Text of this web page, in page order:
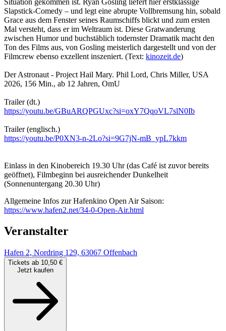
Slapstick-Comedy – und legt eine abrupte Vollbremsung hin, sobald
Grace aus dem Fenster seines Raumschiffs blickt und zum ersten
Mal versteht, dass er im Weltraum ist. Diese Gratwanderung
zwischen Humor und buchstäblich todernster Dramatik macht den
Ton des Films aus, von Gosling meisterlich dargestellt und von der
Filmcrew ebenso exzellent inszeniert. (Text: kinozeit.de)
Der Astronaut - Project Hail Mary. Phil Lord, Chris Miller, USA
2026, 156 Min., ab 12 Jahren, OmU
Trailer (dt.)
https://youtu.be/GBuARQPGUxc?si=oxY7QqoVL7slN0Ib
Trailer (englisch.)
https://youtu.be/P0XN3-n-2Lo?si=9G7jN-mB_ypL7kkm
Einlass in den Kinobereich 19.30 Uhr (das Café ist zuvor bereits
geöffnet), Filmbeginn bei ausreichender Dunkelheit
(Sonnenuntergang 20.30 Uhr)
Allgemeine Infos zur Hafenkino Open Air Saison:
https://www.hafen2.net/34-0-Open-Air.html
Veranstalter
Hafen 2, Nordring 129, 63067 Offenbach
Tickets ab 10,50 €
Jetzt kaufen